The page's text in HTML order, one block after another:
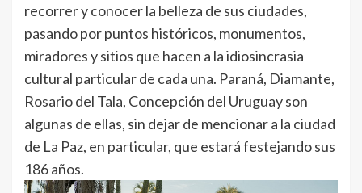
recorrer y conocer la belleza de sus ciudades,
pasando por puntos históricos, monumentos,
miradores y sitios que hacen a la idiosincrasia
cultural particular de cada una. Paraná, Diamante,
Rosario del Tala, Concepción del Uruguay son
algunas de ellas, sin dejar de mencionar a la ciudad
de La Paz, en particular, que estará festejando sus
186 años.